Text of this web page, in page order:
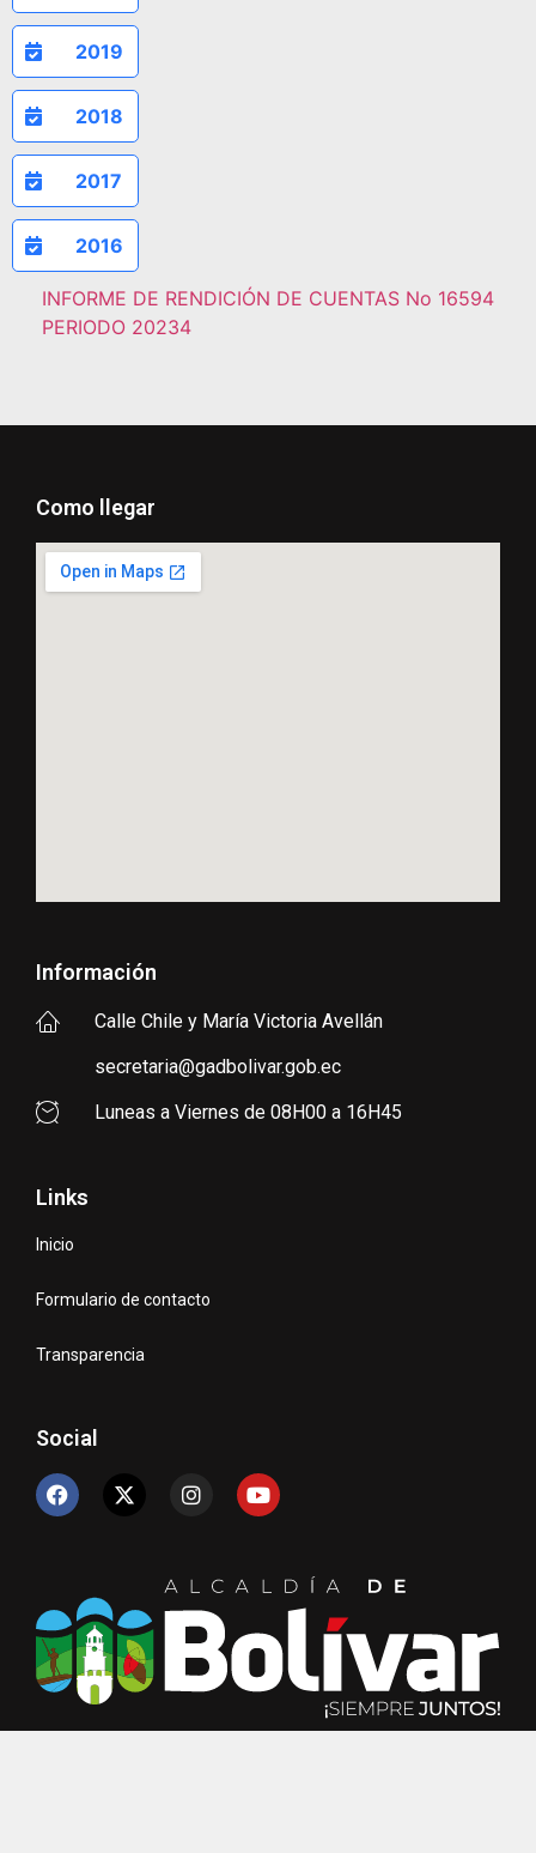
2019
2018
2017
2016
INFORME DE RENDICIÓN DE CUENTAS No 16594
PERIODO 20234
Como llegar
Información
Calle Chile y María Victoria Avellán
secretaria@gadbolivar.gob.ec
Luneas a Viernes de 08H00 a 16H45
Links
Inicio
Formulario de contacto
Transparencia
Social